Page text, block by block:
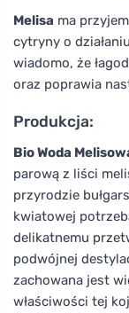
Melisa ma
cytryny o
wiadomo, że
oraz poprawia
Produkcja:
Bio Woda
parową z liści
przyrodzie
kwiatowej
delikatnemu
podwójnej
zachowana jest
właściwości tej